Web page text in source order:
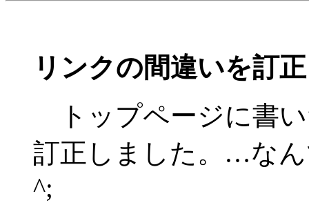
リンクの間違いを訂正
トップページに書
訂正しました。…な
^;